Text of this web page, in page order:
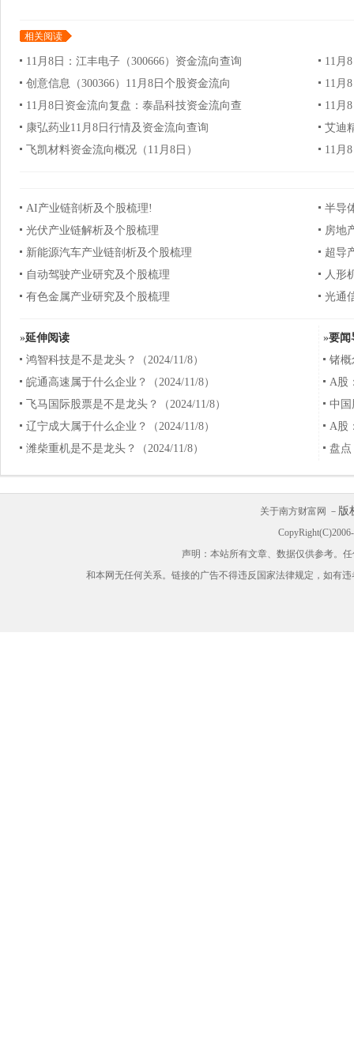
相关阅读
11月8日：江丰电子（300666）资金流向查询
11月
创意信息（300366）11月8日个股资金流向
11月
11月8日资金流向复盘：泰晶科技资金流向查
11月
康弘药业11月8日行情及资金流向查询
艾迪
飞凯材料资金流向概况（11月8日）
11月
AI产业链剖析及个股梳理!
半导
光伏产业链解析及个股梳理
房地
新能源汽车产业链剖析及个股梳理
超导
自动驾驶产业研究及个股梳理
人形
有色金属产业研究及个股梳理
光通
»延伸阅读
鸿智科技是不是龙头？（2024/11/8）
皖通高速属于什么企业？（2024/11/8）
飞马国际股票是不是龙头？（2024/11/8）
辽宁成大属于什么企业？（2024/11/8）
潍柴重机是不是龙头？（2024/11/8）
»要闻
锗概
A股
中国
A股
盘
关于南方财富网 － 版
声明：本站所有文章、数据仅供参考。
和本网无任何关系。链接的广告不得违反国家法律规定，如有